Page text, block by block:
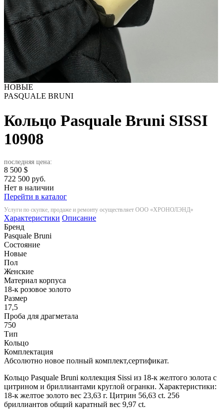
НОВЫЕ
PASQUALE BRUNI
Кольцо Pasquale Bruni SISSI
10908
последняя цена:
8 500 $
722 500 руб.
Нет в наличии
Перейти в каталог
Услуги по скупке, продаже и ремонту осуществляет ООО «ХРОНОЛЭНД»
Характеристики Описание
Бренд
Pasquale Bruni
Состояние
Новые
Пол
Женские
Материал корпуса
18-к розовое золото
Размер
17,5
Проба для драгметала
750
Тип
Кольцо
Комплектация
Абсолютно новое полный комплект,сертификат.
Кольцо Pasquale Bruni коллекция Sissi из 18-к желтого золота с
цитрином и бриллиантами круглой огранки. Характеристики:
18-к желтое золото вес 23,63 г. Цитрин 56,63 сt. 256
бриллиантов общий каратный вес 9,97 сt.